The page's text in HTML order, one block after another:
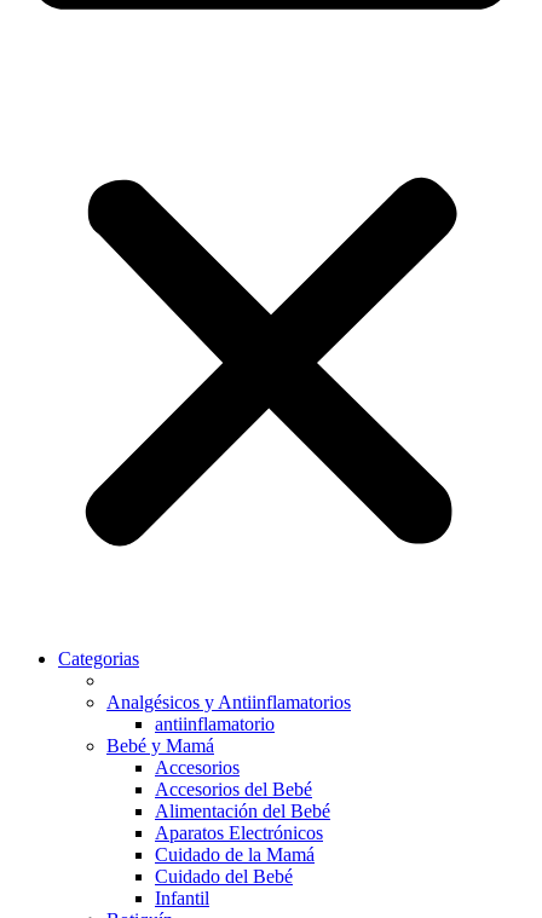
Categorias
Analgésicos y Antiinflamatorios
antiinflamatorio
Bebé y Mamá
Accesorios
Accesorios del Bebé
Alimentación del Bebé
Aparatos Electrónicos
Cuidado de la Mamá
Cuidado del Bebé
Infantil